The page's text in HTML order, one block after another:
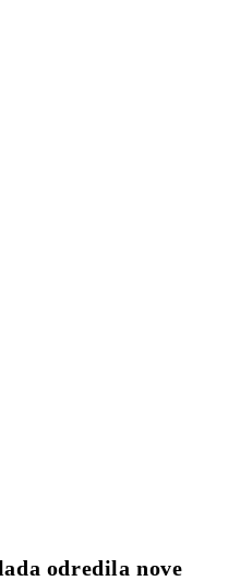
odredila nove